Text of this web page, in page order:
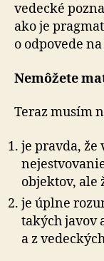
vedecké
ako je
o odpovede
Nemôžete
Teraz musím
je pravda, že
objektov, ale
je úplne
takých javov
a z